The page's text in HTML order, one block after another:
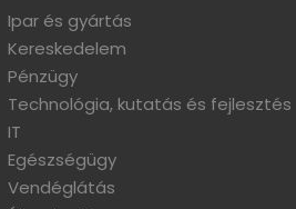
Ipar és gyártás
Kereskedelem
Pénzügy
Technológia, kutatás és fejlesztés
IT
Egészségügy
Vendéglátás